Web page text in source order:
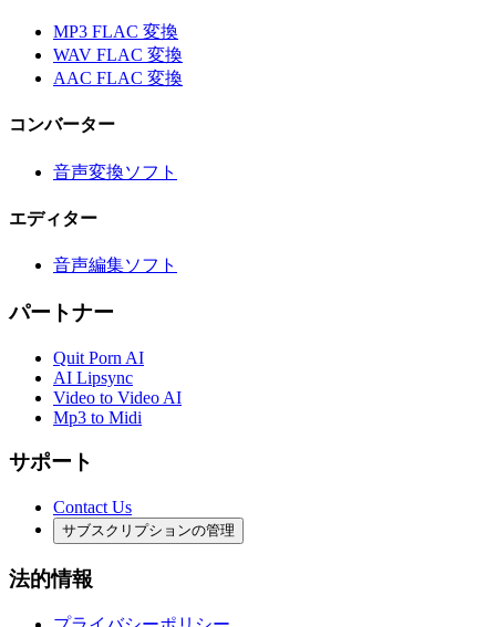
MP3 FLAC 変換
WAV FLAC 変換
AAC FLAC 変換
コンバーター
音声変換ソフト
エディター
音声編集ソフト
パートナー
Quit Porn AI
AI Lipsync
Video to Video AI
Mp3 to Midi
サポート
Contact Us
サブスクリプションの管理
法的情報